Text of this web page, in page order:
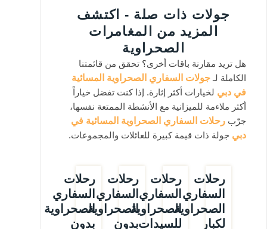
جولات ذات صلة - اكتشف
المزيد من المغامرات
الصحراوية
هل تريد مقارنة باقات أخرى؟ تحقق من قائمتنا
الكاملة لـ جولات السفاري الصحراوية المسائية
في دبي لخيارات أكثر إثارة. إذا كنت تفضل خياراً
أكثر ملاءمة للميزانية مع الأنشطة الممتعة نفسها،
جرّب رحلات السفاري الصحراوية المسائية في
دبي جولة ذات قيمة كبيرة للعائلات والمجموعات.
رحلات
السفاري
الصحراوية
لكبار
رحلات
السفاري
الصحراوية
للسيدات
رحلات
السفاري
الصحراوية
بدون
رحلات
السفاري
الصحراوية
بدون